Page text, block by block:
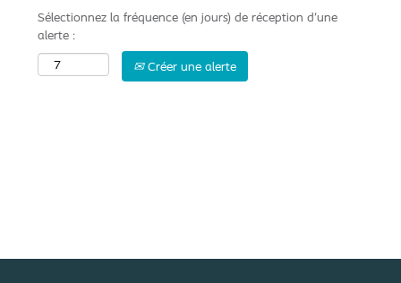
Sélectionnez la fréquence (en jours) de réception d’une
alerte :
Créer une alerte